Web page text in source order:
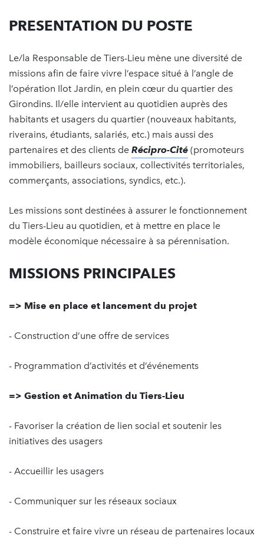
PRESENTATION DU POSTE
Le/la Responsable de Tiers-Lieu mène une diversité de
missions afin de faire vivre l’espace situé à l’angle de
l’opération Ilot Jardin, en plein cœur du quartier des
Girondins. Il/elle intervient au quotidien auprès des
habitants et usagers du quartier (nouveaux habitants,
riverains, étudiants, salariés, etc.) mais aussi des
partenaires et des clients de Récipro-Cité (promoteurs
immobiliers, bailleurs sociaux, collectivités territoriales,
commerçants, associations, syndics, etc.).
Les missions sont destinées à assurer le fonctionnement
du Tiers-Lieu au quotidien, et à mettre en place le
modèle économique nécessaire à sa pérennisation.
MISSIONS PRINCIPALES
=> Mise en place et lancement du projet
- Construction d’une offre de services
- Programmation d’activités et d’événements
=> Gestion et Animation du Tiers-Lieu
- Favoriser la création de lien social et soutenir les
initiatives des usagers
- Accueillir les usagers
- Communiquer sur les réseaux sociaux
- Construire et faire vivre un réseau de partenaires locaux